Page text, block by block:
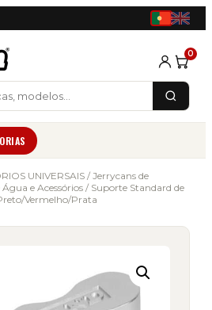
0
UNIVERSAIS / Jerrycans de
e Acessórios / Suporte Standard de
Vermelho/Prata